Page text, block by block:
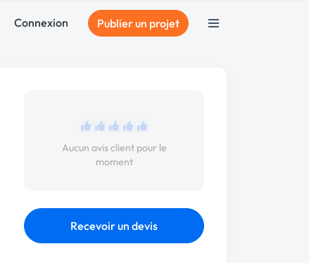
Connexion Publier un projet
Aucun avis client pour le
moment
Recevoir un devis